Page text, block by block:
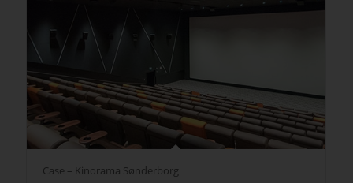
Case – Kinorama Sønderborg